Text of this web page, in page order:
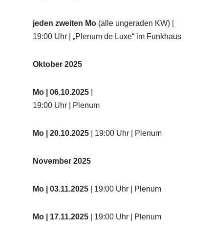
jeden zweiten Mo (alle ungeraden KW) |
19:00 Uhr | „Plenum de Luxe“ im Funkhaus
Oktober 2025
Mo | 06.10.2025
19:00 Uhr | Plenum
Mo | 20.10.2025 | 19:00 Uhr | Plenum
November 2025
Mo | 03.11.2025 | 19:00 Uhr | Plenum
Mo | 17.11.2025 | 19:00 Uhr | Plenum